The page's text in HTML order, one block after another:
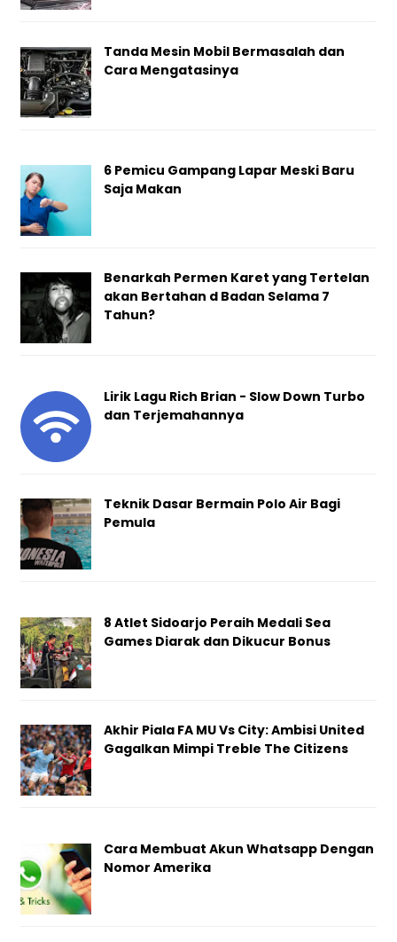
Tanda Mesin Mobil Bermasalah dan
Cara Mengatasinya
6 Pemicu Gampang Lapar Meski Baru
Saja Makan
Benarkah Permen Karet yang Tertelan
akan Bertahan d Badan Selama 7
Tahun?
Lirik Lagu Rich Brian - Slow Down Turbo
dan Terjemahannya
Teknik Dasar Bermain Polo Air Bagi
Pemula
8 Atlet Sidoarjo Peraih Medali Sea
Games Diarak dan Dikucur Bonus
Akhir Piala FA MU Vs City: Ambisi United
Gagalkan Mimpi Treble The Citizens
Cara Membuat Akun Whatsapp Dengan
Nomor Amerika